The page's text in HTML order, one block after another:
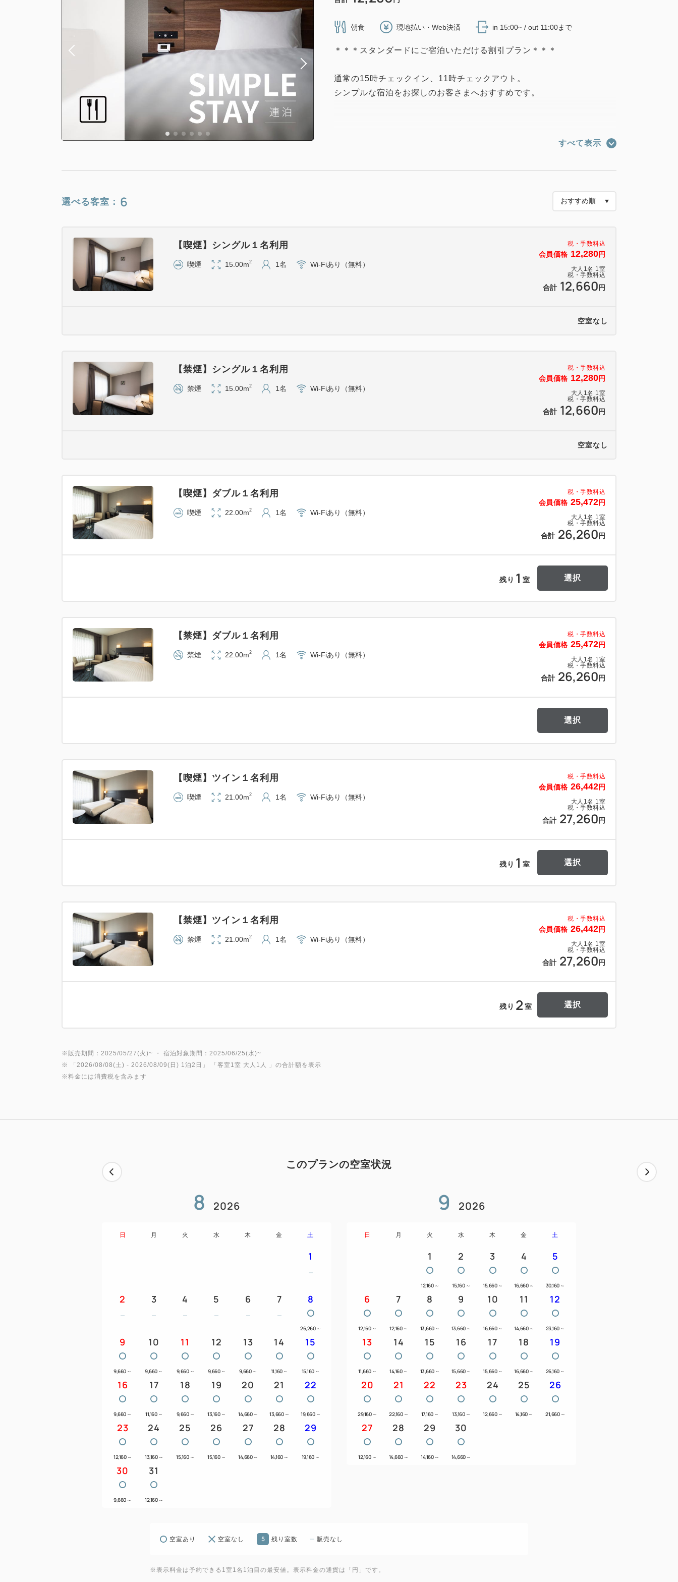
朝食 現地払い・Web決済 in 15:00~ / out 11:00まで
＊＊＊スタンダードにご宿泊いただける割引プラン＊＊＊
通常の15時チェックイン、11時チェックアウト。
シンプルな宿泊をお探しのお客さまへおすすめです。
（A）おむすび朝食
※朝食時間外につきましても、1,060円分（税込）のお食事券としてご利
■駐車場のご案内(2021年5月13日KAWASAKI DELTA 一般駐車場に変更)
料金/泊：1，800円（税込）
ホテルでの精算となりますので駐車券をフロントまでお持ちください。
■お子さまのご宿泊について
未就学児の場合は無料、小学生以上の場合は大人と同料金です。
事前にご連絡をいただくか、チェックインの際にお申し付けいただけ
れば、お子さま分のタオルもご用意いたします。
また、チェックイン時にお子さま用アメニティ（パジャマ、スリッパ、
■【横浜駅】東海道線で1駅、約10分
（横浜スタジアム・山下公園・大桟橋など）
■【羽田空港】京急川崎駅より京急線エアポート急行で7駅、約25分
すべて表示
選べる客室： 6
税・手数料込
会員価格 12,280円
大人 1名 1室
税・手数料込
合計 12,660 円
【喫煙】シングル１名利用
喫煙 15.00m2 1名 Wi-Fiあり（無料）
空室なし
税・手数料込
会員価格 12,280円
大人 1名 1室
税・手数料込
合計 12,660 円
【禁煙】シングル１名利用
禁煙 15.00m2 1名 Wi-Fiあり（無料）
空室なし
税・手数料込
会員価格 25,472円
大人 1名 1室
税・手数料込
合計 26,260 円
【喫煙】ダブル１名利用
喫煙 22.00m2 1名 Wi-Fiあり（無料）
残り 1 室 選択
税・手数料込
会員価格 25,472円
大人 1名 1室
税・手数料込
合計 26,260 円
【禁煙】ダブル１名利用
禁煙 22.00m2 1名 Wi-Fiあり（無料）
選択
税・手数料込
会員価格 26,442円
大人 1名 1室
税・手数料込
合計 27,260 円
【喫煙】ツイン１名利用
喫煙 21.00m2 1名 Wi-Fiあり（無料）
残り 1 室 選択
税・手数料込
会員価格 26,442円
大人 1名 1室
税・手数料込
合計 27,260 円
【禁煙】ツイン１名利用
禁煙 21.00m2 1名 Wi-Fiあり（無料）
残り 2 室 選択
※販売期間：2025/05/27(火)~ ・ 宿泊対象期間：2025/06/25(水)~
※ 「 2026/08/08(土) - 2026/08/09(日) 1泊2日 」 「 客室1室 大人1人
」の合計額を表示
※料金には消費税を含みます
このプランの空室状況
8 2026
日 月 火 水 木 金 土
1
2 3 4 5 6 7 8
26,260 ～
9
9,660 ～
10
9,660 ～
11
9,660 ～
12
9,660 ～
13
9,660 ～
14
11,160 ～
15
15,160 ～
16
9,660 ～
17
11,160 ～
18
9,660 ～
19
13,160 ～
20
14,660 ～
21
13,660 ～
22
19,660 ～
23
12,160 ～
24
13,160 ～
25
15,160 ～
26
15,160 ～
27
14,660 ～
28
14,160 ～
29
19,160 ～
30
9,660 ～
31
12,160 ～
9 2026
日 月 火 水 木 金 土
1
12,160 ～
2
15,160 ～
3
15,660 ～
4
16,660 ～
5
30,160 ～
6
12,160 ～
7
12,160 ～
8
13,660 ～
9
13,660 ～
10
16,660 ～
11
14,660 ～
12
23,160 ～
13
11,660 ～
14
14,160 ～
15
13,660 ～
16
15,660 ～
17
15,660 ～
18
16,660 ～
19
26,160 ～
20
29,160 ～
21
22,160 ～
22
17,160 ～
23
13,160 ～
24
12,660 ～
25
14,160 ～
26
21,660 ～
27
12,160 ～
28
14,660 ～
29
14,160 ～
30
14,660 ～
空室あり 空室なし 5 残り室数 販売なし
※表示料金は予約できる1室1名1泊目の最安値。表示料金の通貨は「円」です。